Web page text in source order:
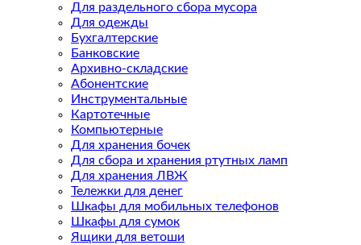
Для раздельного сбора мусора
Для одежды
Бухгалтерские
Банковские
Архивно-складские
Абонентские
Инструментальные
Картотечные
Компьютерные
Для хранения бочек
Для сбора и хранения ртутных ламп
Для хранения ЛВЖ
Тележки для денег
Шкафы для мобильных телефонов
Шкафы для сумок
Ящики для ветоши